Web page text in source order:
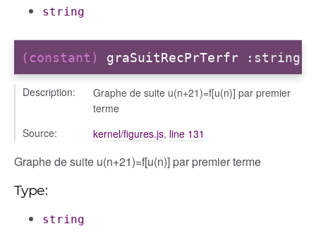
string
(constant) graSuitRecPrTerfr :string
Description:
Graphe de suite u(n+21)=f[u(n)] par premier
terme
Source:
kernel/figures.js, line 131
Graphe de suite u(n+21)=f[u(n)] par premier terme
Type:
string